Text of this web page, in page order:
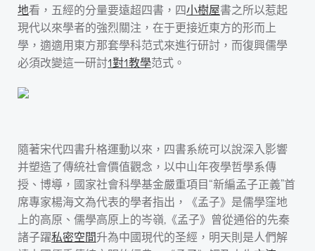
地看，五經的分量要遠超四書，四小樹屋書之所以惹起
現代以來學者的強烈關注，在于更接近東方的形而上
學，適適用東方那套學科范式來進行研討，而復興儒學
必須改變這一研討1對1教學范式。
隨著宋代四書升格運動以來，四書系統可以說深入影響
并塑造了傳統社會價值觀念，以中山年夜學哲學系傳
授、博導，國家社會科學基金嚴重項目“新編孟子正義”首
席專家楊海文為代表的學者指出，《孟子》是儒學窪地
上的高原、儒學高原上的岑嶺,《孟子》曾從通俗的先秦
諸子躍私密空間升為中國現代的圣經，明天則是人們解